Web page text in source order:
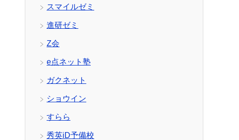
スマイルゼミ
進研ゼミ
Z会
e点ネット塾
ガクネット
ショウイン
すらら
秀英iD予備校